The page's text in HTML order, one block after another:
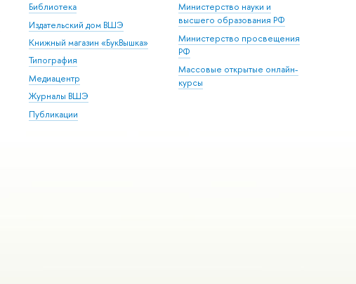
Библиотека
Издательский дом ВШЭ
Книжный магазин «БукВышка»
Типография
Медиацентр
Журналы ВШЭ
Публикации
Министерство науки и
высшего образования РФ
Министерство просвещения
РФ
Массовые открытые онлайн-
курсы